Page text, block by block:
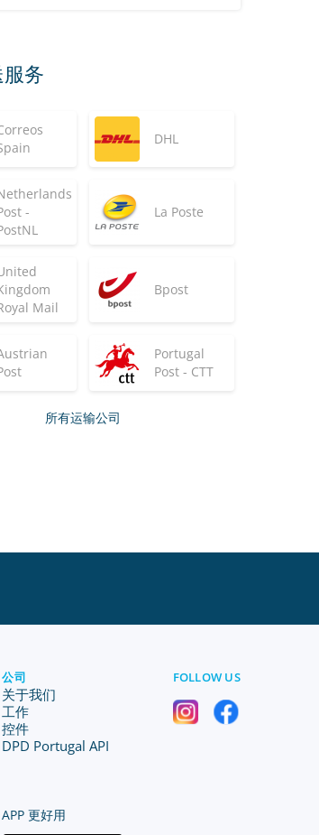
务
DHL
-
La Poste
Mail
Bpost
Portugal
Post - CTT
所有运输公司
公司
关于我们
工作
控件
DPD Portugal API
FOLLOW US
APP 更好用